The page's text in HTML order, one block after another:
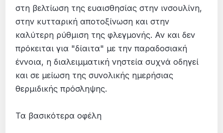
στη βελτίωση της ευαισθησίας στην ινσουλίνη,
στην κυτταρική αποτοξίνωση και στην
καλύτερη ρύθμιση της φλεγμονής. Αν και δεν
πρόκειται για "δίαιτα" με την παραδοσιακή
έννοια, η διαλειμματική νηστεία συχνά οδηγεί
και σε μείωση της συνολικής ημερήσιας
θερμιδικής πρόσληψης.
Τα βασικότερα οφέλη